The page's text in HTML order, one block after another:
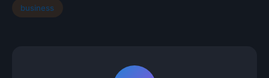
business